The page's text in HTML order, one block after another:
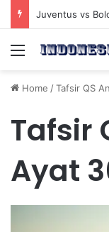
Menu
Home /Tafsir QS
Tafsir
Ayat